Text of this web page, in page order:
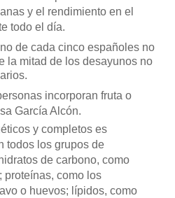
y el rendimiento en el
todo el día.
de cada cinco españoles no
la mitad de los desayunos no
incorporan fruta o
García Alcón.
y completos es
todos los grupos de
de carbono, como
proteínas, como los
o huevos; lípidos, como